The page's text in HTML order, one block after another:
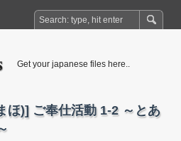
Get your japanese files here..
ほ)] ご奉仕活動 1-2 ～とあ